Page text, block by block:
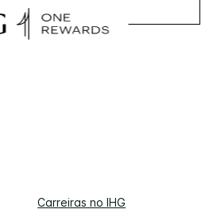
Carreiras no IHG